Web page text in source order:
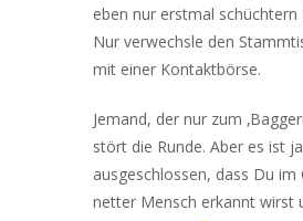
eben nur erstmal schüchtern
Nur verwechsle den
mit einer Kontaktbörse.
Jemand, der nur zum
stört die Runde. Aber es ist
ausgeschlossen, dass Du im
netter Mensch erkannt wirst